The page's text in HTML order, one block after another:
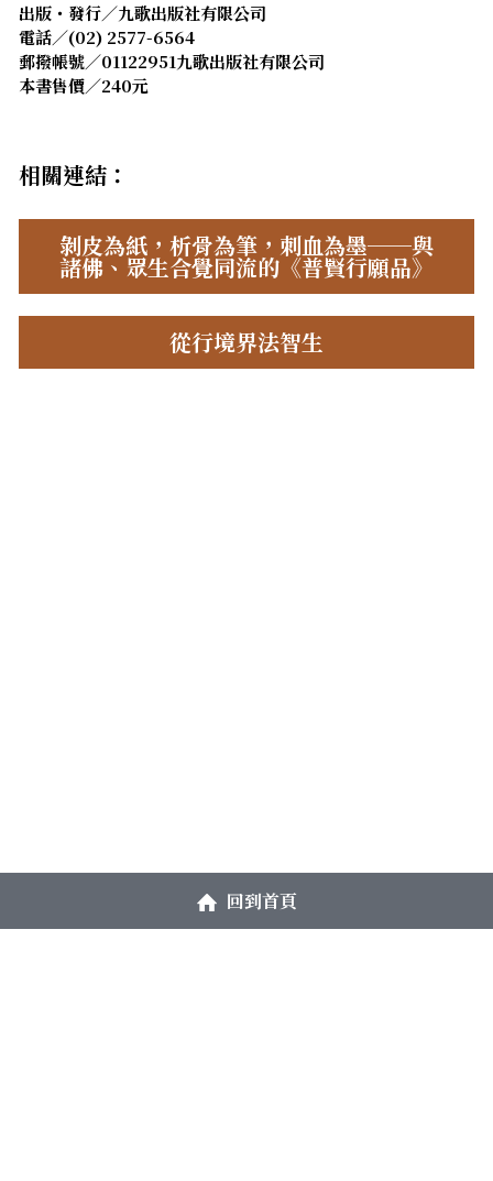
出版・發行／九歌出版社有限公司
電話／(02) 2577-6564
郵撥帳號／01122951九歌出版社有限公司
本書售價／240元
相關連結：
剝皮為紙，析骨為筆，刺血為墨──與
諸佛、眾生合覺同流的《普賢行願品》
從行境界法智生
回到首頁